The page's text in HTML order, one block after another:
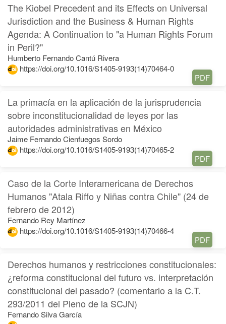
The Kiobel Precedent and its Effects on Universal
Jurisdiction and the Business & Human Rights
Agenda: A Continuation to "a Human Rights Forum
in Peril?"
Humberto Fernando Cantú Rivera
https://doi.org/10.1016/S1405-9193(14)70464-0
PDF
La primacía en la aplicación de la jurisprudencia
sobre inconstitucionalidad de leyes por las
autoridades administrativas en México
Jaime Fernando Cienfuegos Sordo
https://doi.org/10.1016/S1405-9193(14)70465-2
PDF
Caso de la Corte Interamericana de Derechos
Humanos "Atala Riffo y Niñas contra Chile" (24 de
febrero de 2012)
Fernando Rey Martínez
https://doi.org/10.1016/S1405-9193(14)70466-4
PDF
Derechos humanos y restricciones constitucionales:
¿reforma constitucional del futuro vs. interpretación
constitucional del pasado? (comentario a la C.T.
293/2011 del Pleno de la SCJN)
Fernando Silva García